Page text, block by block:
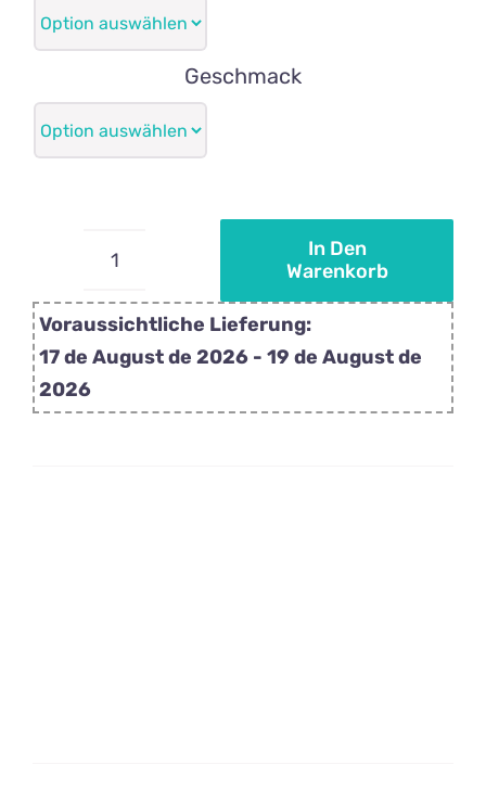
Geschmack
Personalisierte
Superhelden-
Lutscher
Menge
In Den
Warenkorb
Voraussichtliche Lieferung:
17 de August de 2026 - 19 de August de
2026